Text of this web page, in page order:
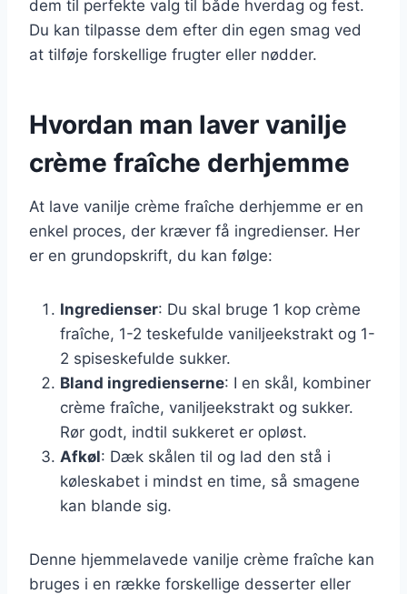
dem til perfekte valg til både hverdag og fest.
Du kan tilpasse dem efter din egen smag ved
at tilføje forskellige frugter eller nødder.
Hvordan man laver vanilje
crème fraîche derhjemme
At lave vanilje crème fraîche derhjemme er en
enkel proces, der kræver få ingredienser. Her
er en grundopskrift, du kan følge:
Ingredienser: Du skal bruge 1 kop crème
fraîche, 1-2 teskefulde vaniljeekstrakt og 1-
2 spiseskefulde sukker.
Bland ingredienserne: I en skål, kombiner
crème fraîche, vaniljeekstrakt og sukker.
Rør godt, indtil sukkeret er opløst.
Afkøl: Dæk skålen til og lad den stå i
køleskabet i mindst en time, så smagene
kan blande sig.
Denne hjemmelavede vanilje crème fraîche kan
bruges i en række forskellige desserter eller